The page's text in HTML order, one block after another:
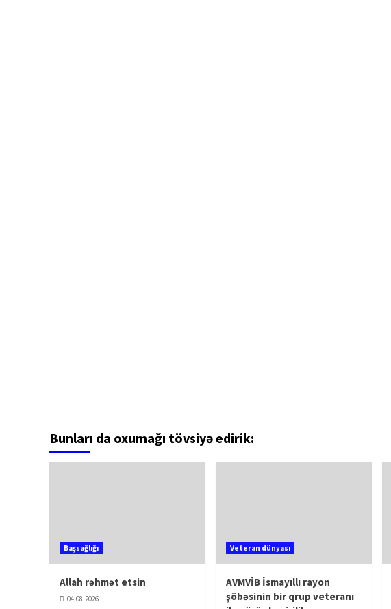
Bunları da oxumağı tövsiyə edirik:
Başsağlığı
Allah rəhmət etsin
04.08.2026
Veteran dünyası
AVMVİB İsmayıllı rayon
şöbəsinin bir qrup veteranı